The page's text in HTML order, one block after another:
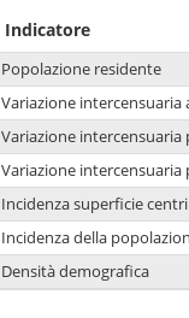
Indicatore
Popolazione residente
Variazione intercensuaria
Variazione
Variazione
Incidenza superficie
Incidenza della
Densità demografica